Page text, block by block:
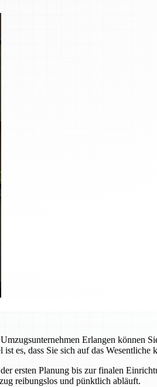
Erlangen können
es, dass Sie sich auf das Wesentliche
ersten Planung bis zur finalen
reibungslos und pünktlich abläuft.